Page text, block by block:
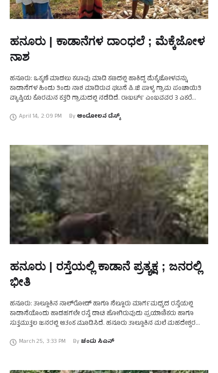
ಹನೂರು | ಕಾಡಾನೆಗಳ ದಾಂಧಲೆ ; ಮೆಕ್ಕೆಜೋಳ
ನಾಶ
ಹನೂರು: ಒಕ್ಕಣೆ ಮಾಡಲು ಕಟಾವು ಮಾಡಿ ಕಣದಲ್ಲಿ ಹಾಕಿದ್ದ ಮೆಕ್ಕೆಜೋಳವನ್ನು
ಕಾಡಾನೆಗಳ ಹಿಂಡು ತಿಂದು ನಾಶ ಮಾಡಿರುವ ಘಟನೆ ಪಿ.ಜಿ ಪಾಳ್ಯ ಗ್ರಾಮ ಪಂಚಾಯಿತಿ
ವ್ಯಾಪ್ತಿಯ ಕೊರಮನ ಕತ್ತರಿ ಗ್ರಾಮದಲ್ಲಿ ನಡೆದಿದೆ. ರಾಬರ್ಟ್ ಎಂಬವವರ 3 ಎಕರೆ
April 14, 2:09 PM By ಆಂದೋಲನ ಡೆಸ್ಕ್
ಹನೂರು | ರಸ್ತೆಯಲ್ಲಿ ಕಾಡಾನೆ ಪ್ರತ್ಯಕ್ಷ ; ಜನರಲ್ಲಿ
ಭೀತಿ
ಹನೂರು: ತಾಲ್ಲೂಕಿನ ನಾಲ್‌ರೋಡ್ ಹಾಗೂ ನೆಲ್ಲೂರು ಮಾರ್ಗಮಧ್ಯದ ರಸ್ತೆಯಲ್ಲಿ
ಕಾಡಾನೆಯೊಂದು ಹಾಡಹಗಲೇ ರಸ್ತೆ ದಾಟಿ ಹೋಗಿರುವುದು ಪ್ರಯಾಣಿಕರು ಹಾಗೂ
ಸುತ್ತಮುತ್ತಲ ಜನರಲ್ಲಿ ಆತಂಕ ಮೂಡಿಸಿದೆ. ಹನೂರು ತಾಲ್ಲೂಕಿನ ಮಲೆ ಮಹದೇಶ್ವರ
ದಾಟಿದ್ದು, …
March 25, 3:33 PM By ಚಂದು ಸಿಎನ್